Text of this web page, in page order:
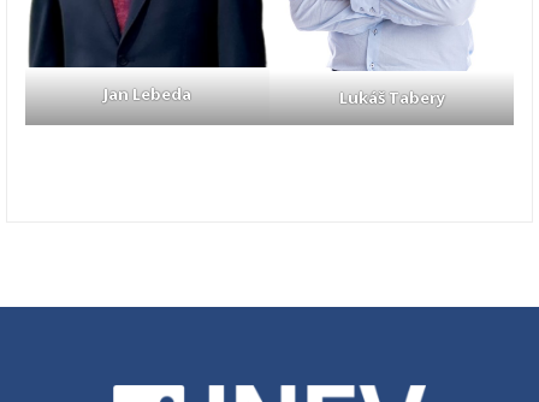
Jan Lebeda Lukáš Tabery